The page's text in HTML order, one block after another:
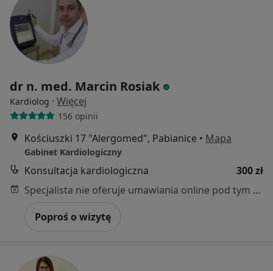
dr n. med. Marcin Rosiak
Kardiolog · Więcej
156 opinii
Kościuszki 17 "Alergomed", Pabianice • Mapa
Gabinet Kardiologiczny
Konsultacja kardiologiczna
300 zł
Specjalista nie oferuje umawiania online pod tym adresem.
Poproś o wizytę